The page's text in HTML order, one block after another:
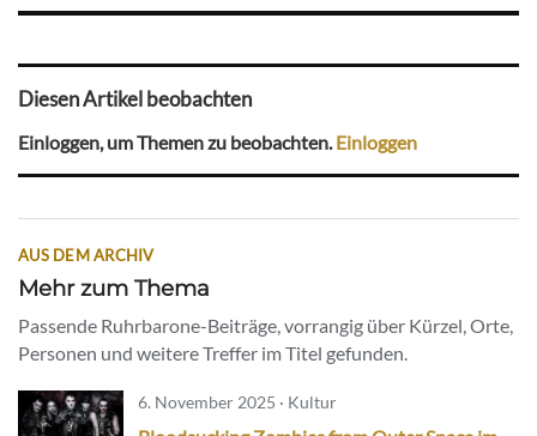
Diesen Artikel beobachten
Einloggen, um Themen zu beobachten. Einloggen
AUS DEM ARCHIV
Mehr zum Thema
Passende Ruhrbarone-Beiträge, vorrangig über Kürzel, Orte,
Personen und weitere Treffer im Titel gefunden.
6. November 2025 · Kultur